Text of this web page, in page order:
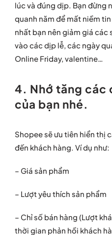
lúc và đúng dịp. Bạn đừng
quanh năm để mất niềm
nhất bạn nên giảm giá các
vào các dịp lễ, các ngày
Online Friday, valentine…
4. Nhớ tăng các
của bạn nhé.
Shopee sẽ ưu tiên hiển thị
đến khách hàng. Ví dụ như:
– Giá sản phẩm
– Lượt yêu thích sản phẩm
– Chỉ số bán hàng (Lượt
thời gian phản hồi khách